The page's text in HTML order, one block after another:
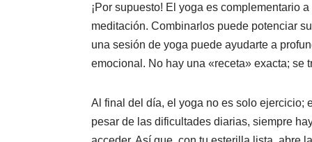
¡Por supuesto! El yoga es complementario
meditación. Combinarlos puede potenciar
una sesión de yoga puede ayudarte a
emocional. No hay una «receta» exacta; se
Al final del día, el yoga no es solo ejercicio;
pesar de las dificultades diarias, siempre